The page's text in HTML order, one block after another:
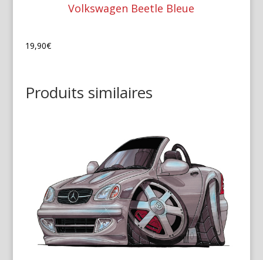
Volkswagen Beetle Bleue
19,90€
Produits similaires